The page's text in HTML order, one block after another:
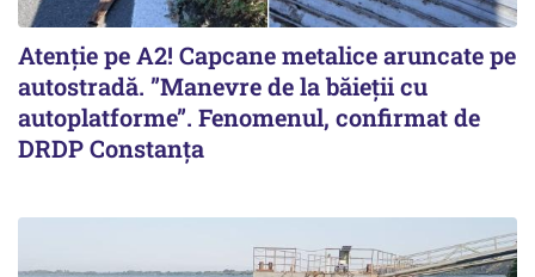
Atenție pe A2! Capcane metalice aruncate pe
autostradă. ”Manevre de la băieții cu
autoplatforme”. Fenomenul, confirmat de
DRDP Constanța